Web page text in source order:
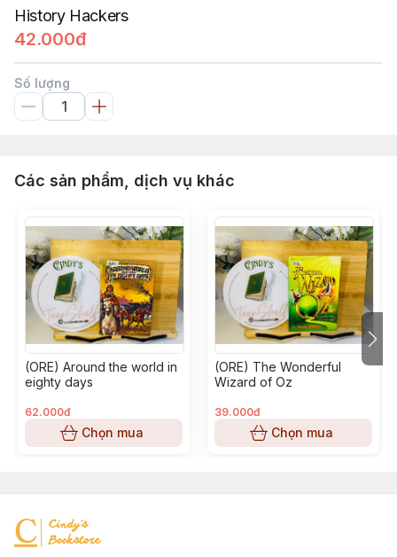
History Hackers
42.000đ
Số lượng
Các sản phẩm, dịch vụ khác
(ORE) Around the world in
eighty days
62.000đ
Chọn mua
(ORE) The Wonderful
Wizard of Oz
39.000đ
Chọn mua